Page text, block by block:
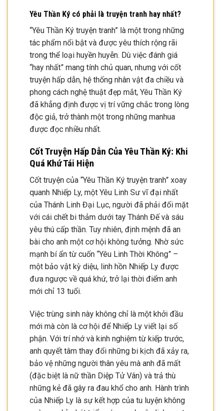
Yêu Thần Ký có phải là truyện tranh hay nhất?
“Yêu Thần Ký truyện tranh” là một trong những
tác phẩm nổi bật và được yêu thích rộng rãi
trong thể loại huyền huyễn. Dù việc đánh giá
“hay nhất” mang tính chủ quan, nhưng với cốt
truyện hấp dẫn, hệ thống nhân vật đa chiều và
phong cách nghệ thuật đẹp mắt, Yêu Thần Ký
đã khẳng định được vị trí vững chắc trong lòng
độc giả, trở thành một trong những manhua
được đọc nhiều nhất.
Cốt Truyện Hấp Dẫn Của Yêu Thần Ký: Khi
Quá Khứ Tái Hiện
Cốt truyện của “Yêu Thần Ký truyện tranh” xoay
quanh Nhiếp Ly, một Yêu Linh Sư vĩ đại nhất
của Thánh Linh Đại Lục, người đã phải đối mặt
với cái chết bi thảm dưới tay Thánh Đế và sáu
yêu thú cấp thần. Tuy nhiên, định mệnh đã an
bài cho anh một cơ hội không tưởng. Nhờ sức
mạnh bí ẩn từ cuốn “Yêu Linh Thời Không” –
một bảo vật kỳ diệu, linh hồn Nhiếp Ly được
đưa ngược về quá khứ, trở lại thời điểm anh
mới chỉ 13 tuổi.
Việc trùng sinh này không chỉ là một khởi đầu
mới mà còn là cơ hội để Nhiếp Ly viết lại số
phận. Với trí nhớ và kinh nghiệm từ kiếp trước,
anh quyết tâm thay đổi những bi kịch đã xảy ra,
bảo vệ những người thân yêu mà anh đã mất
(đặc biệt là nữ thần Diệp Tử Vân) và trả thù
những kẻ đã gây ra đau khổ cho anh. Hành trình
của Nhiếp Ly là sự kết hợp của tu luyện không